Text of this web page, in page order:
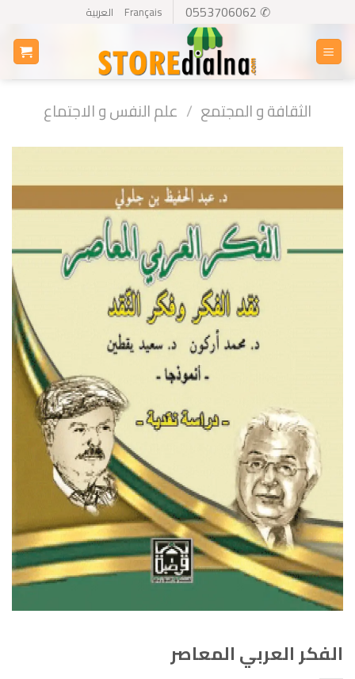
content
✆ 0553706062
Français العربية
الثقافة و المجتمع / علم النفس و الاجتماع
الفكر العربي المعاصر